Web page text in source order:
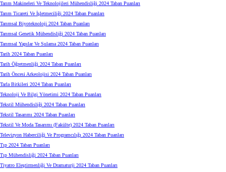
Tarım Makineleri Ve Teknolojileri Mühendisliği 2024 Taban Puanları
Tarım Ticareti Ve İşletmeciliği 2024 Taban Puanları
Tarımsal Biyoteknoloji 2024 Taban Puanları
Tarımsal Genetik Mühendisliği 2024 Taban Puanları
Tarımsal Yapılar Ve Sulama 2024 Taban Puanları
Tarih 2024 Taban Puanları
Tarih Öğretmenliği 2024 Taban Puanları
Tarih Öncesi Arkeolojisi 2024 Taban Puanları
Tarla Bitkileri 2024 Taban Puanları
Teknoloji Ve Bilgi Yönetimi 2024 Taban Puanları
Tekstil Mühendisliği 2024 Taban Puanları
Tekstil Tasarımı 2024 Taban Puanları
Tekstil Ve Moda Tasarımı (Fakülte) 2024 Taban Puanları
Televizyon Haberciliği Ve Programcılığı 2024 Taban Puanları
Tıp 2024 Taban Puanları
Tıp Mühendisliği 2024 Taban Puanları
Tiyatro Eleştirmenliği Ve Dramaturji 2024 Taban Puanları